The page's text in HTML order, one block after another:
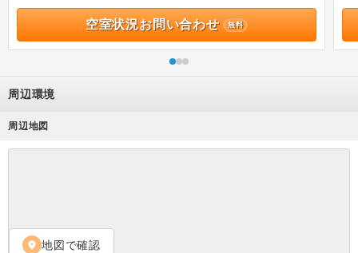
空室状況お問い合わせ 無料
周辺環境
周辺地図
location_on 地図で確認